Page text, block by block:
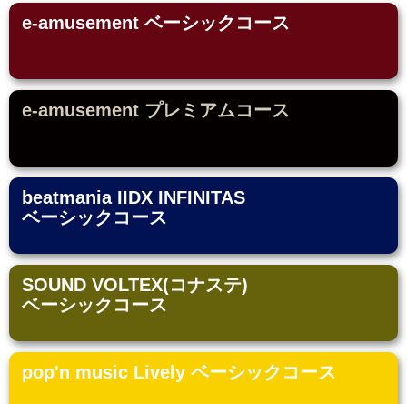
e-amusement ベーシックコース
e-amusement プレミアムコース
beatmania IIDX INFINITAS
ベーシックコース
SOUND VOLTEX(コナステ)
ベーシックコース
pop'n music Lively ベーシックコース